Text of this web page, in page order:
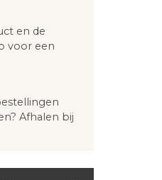
en de
voor een
Afhalen bij